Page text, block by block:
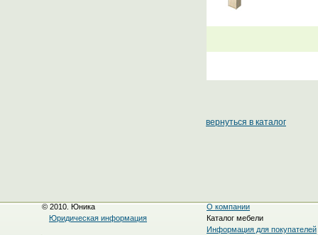
вернуться в каталог
© 2010. Юника
Юридическая информация
О компании
Каталог мебели
Информация для покупателей